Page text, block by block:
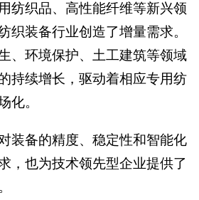
纺织品、高性能纤维等新兴领
织装备行业创造了增量需求。
、环境保护、土工建筑等领域
持续增长，驱动着相应专用纺
化。
装备的精度、稳定性和智能化
，也为技术领先型企业提供了